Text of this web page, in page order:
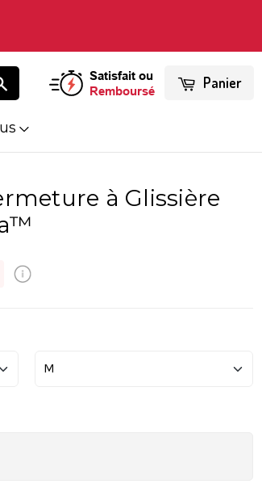
Satisfait ou
Remboursé
Panier
à Glissière